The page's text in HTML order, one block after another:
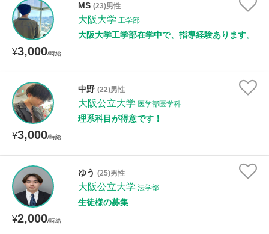
¥3,000/時給
MS (23)男性
大阪大学 工学部
大阪大学工学部在学中で、指導経験あります。
¥3,000/時給
中野 (22)男性
大阪公立大学 医学部医学科
理系科目が得意です！
¥2,000/時給
ゆう (25)男性
大阪公立大学 法学部
生徒様の募集